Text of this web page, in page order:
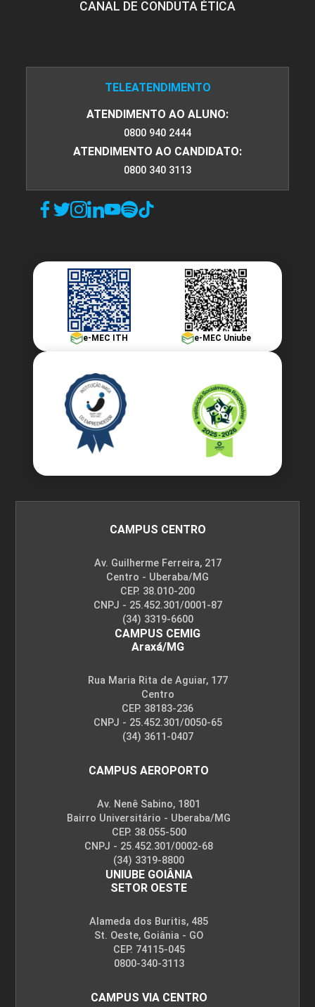
CANAL DE CONDUTA ÉTICA
TELEATENDIMENTO
ATENDIMENTO AO ALUNO:
0800 940 2444
ATENDIMENTO AO CANDIDATO:
0800 340 3113
e-MEC ITH e-MEC Uniube
CAMPUS CENTRO
Av. Guilherme Ferreira, 217
Centro - Uberaba/MG
CEP. 38.010-200
CNPJ - 25.452.301/0001-87
(34) 3319-6600
CAMPUS CEMIG
Araxá/MG
Rua Maria Rita de Aguiar, 177
Centro
CEP. 38183-236
CNPJ - 25.452.301/0050-65
(34) 3611-0407
CAMPUS AEROPORTO
Av. Nenê Sabino, 1801
Bairro Universitário - Uberaba/MG
CEP. 38.055-500
CNPJ - 25.452.301/0002-68
(34) 3319-8800
UNIUBE GOIÂNIA
SETOR OESTE
Alameda dos Buritis, 485
St. Oeste, Goiânia - GO
CEP. 74115-045
0800-340-3113
CAMPUS VIA CENTRO